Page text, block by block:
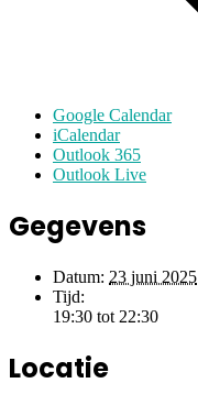
Google Calendar
iCalendar
Outlook 365
Outlook Live
Gegevens
Datum: 23 juni 2025
Tijd:
19:30 tot 22:30
Locatie